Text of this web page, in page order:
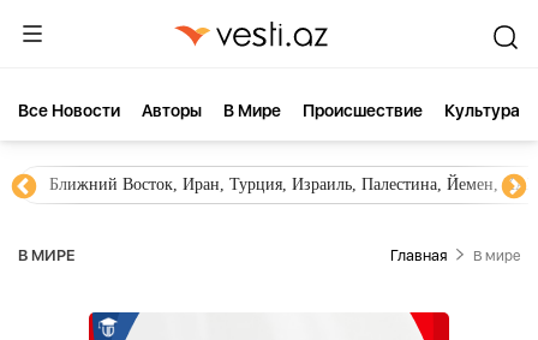
Все Новости Aвторы В Мире Происшествие Культура
Ближний Восток, Иран, Турция, Израиль, Палестина, Йемен,
В МИРЕ Главная В мире